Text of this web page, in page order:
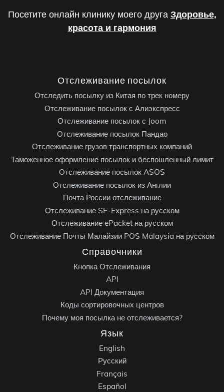
Посетите онлайн клинику моего друга Здоровье,
красота и гармония
Отслеживание посылок
Отследить посылку из Китая по трек номеру
Отслеживание посылок с Алиэкспресс
Отслеживание посылок с Joom
Отслеживание посылок Пандао
Отслеживание грузов транспортных компаний
Таможенное оформление посылок и беспошленный лимит
Отслеживание посылок ASOS
Отслеживание посылок из Англии
Почта России отслеживание
Отслеживание SF-Express на русском
Отслеживание ePacket на русском
Отслеживание Почты Малайзии POS Malaysia на русском
Справочники
Кнопка Отслеживания
API
API Документация
Коды сортировочных центров
Почему моя посылка не отслеживается?
Язык
English
Русский
Français
Español